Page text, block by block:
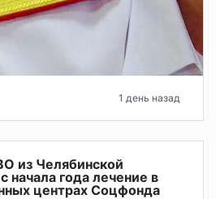
1 день назад
из Челябинской
начала года лечение в
центрах Соцфонда